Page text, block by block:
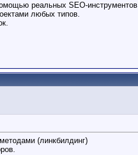
реальных SEO-инструментов
любых типов.
(линкбилдинг)